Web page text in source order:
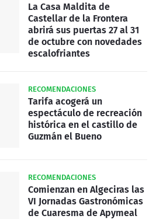
La Casa Maldita de
Castellar de la Frontera
abrirá sus puertas 27 al 31
de octubre con novedades
escalofriantes
RECOMENDACIONES
Tarifa acogerá un
espectáculo de recreación
histórica en el castillo de
Guzmán el Bueno
RECOMENDACIONES
Comienzan en Algeciras las
VI Jornadas Gastronómicas
de Cuaresma de Apymeal